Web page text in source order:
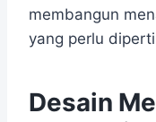
membangun
yang perlu
Desain